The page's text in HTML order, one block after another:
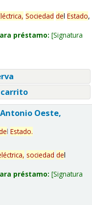
Sociedad del Estado,
préstamo: Signatura
Oeste,
l Estado.
sociedad del
préstamo: Signatura